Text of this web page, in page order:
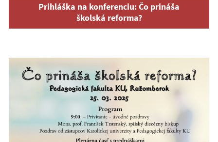
Prihláška na konferenciu: Čo prináša
školská reforma?